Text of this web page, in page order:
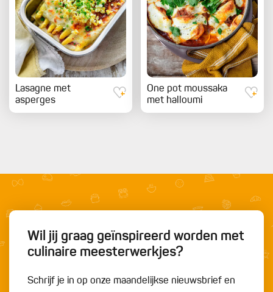
Lasagne met
asperges
One pot moussaka
met halloumi
Wil jij graag geïnspireerd worden met
culinaire meesterwerkjes?
Schrijf je in op onze maandelijkse nieuwsbrief en